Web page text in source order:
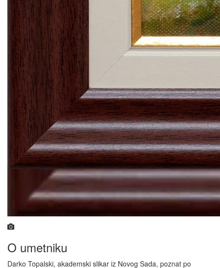
O umetniku
Darko Topalski, akademski slikar iz Novog Sada, poznat po